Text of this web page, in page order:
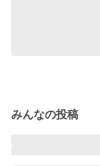
みんなの投稿